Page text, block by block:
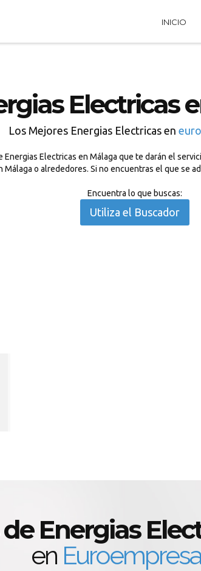
INICIO
Electricas
Los Mejores Energias Electricas en
Electricas en Málaga que te darán el
o alrededores. Si no encuentras el que se
Encuentra lo que buscas:
Utiliza el Buscador
Energias
en